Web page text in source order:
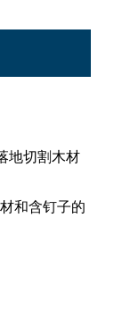
地切割木材
和含钉子的